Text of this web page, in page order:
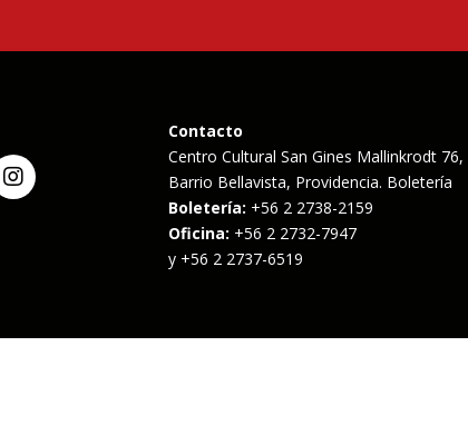
Contacto
Centro Cultural San Gines Mallinkrodt 76,
Barrio Bellavista, Providencia. Boletería
Boletería: +56 2 2738-2159
Oficina: +56 2 2732-7947
y +56 2 2737-6519